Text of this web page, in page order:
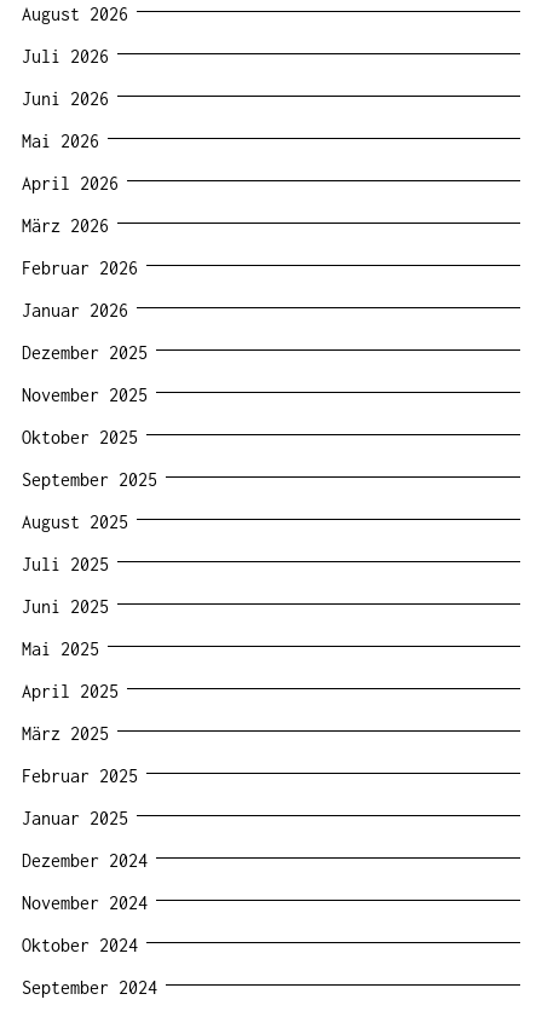
August 2026
Juli 2026
Juni 2026
Mai 2026
April 2026
März 2026
Februar 2026
Januar 2026
Dezember 2025
November 2025
Oktober 2025
September 2025
August 2025
Juli 2025
Juni 2025
Mai 2025
April 2025
März 2025
Februar 2025
Januar 2025
Dezember 2024
November 2024
Oktober 2024
September 2024